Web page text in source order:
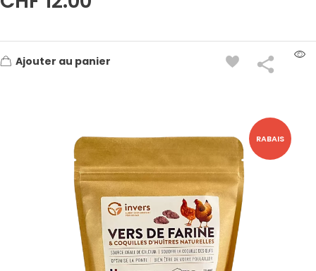
Ajouter au panier
RABAIS